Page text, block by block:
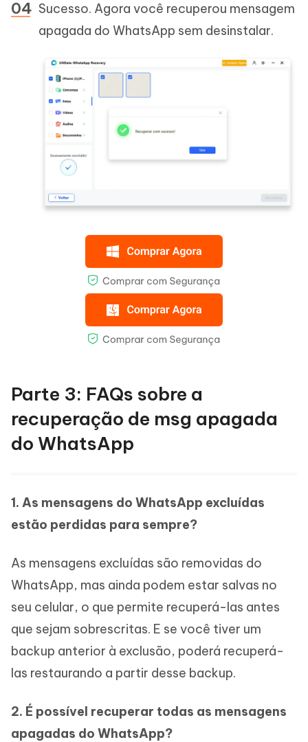
Sucesso. Agora você recuperou mensagem
apagada do WhatsApp sem desinstalar.
Parte 3: FAQs sobre a
recuperação de msg apagada
do WhatsApp
1. As mensagens do WhatsApp excluídas
estão perdidas para sempre?
As mensagens excluídas são removidas do
WhatsApp, mas ainda podem estar salvas no
seu celular, o que permite recuperá-las antes
que sejam sobrescritas. E se você tiver um
backup anterior à exclusão, poderá recuperá-
las restaurando a partir desse backup.
2. É possível recuperar todas as mensagens
apagadas do WhatsApp?